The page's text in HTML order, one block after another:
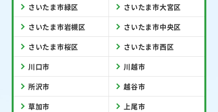
さいたま市緑区 さいたま市大宮区
さいたま市岩槻区 さいたま市中央区
さいたま市桜区 さいたま市西区
川口市 川越市
所沢市 越谷市
草加市 上尾市